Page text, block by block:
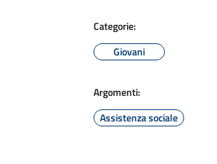
Categorie:
Giovani
Argomenti:
Assistenza sociale